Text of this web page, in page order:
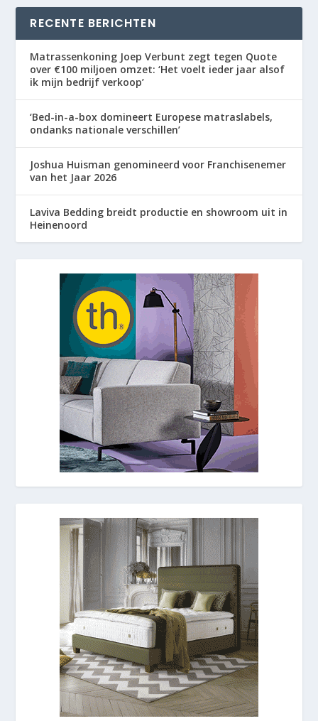
RECENTE BERICHTEN
Matrassenkoning Joep Verbunt zegt tegen Quote
over €100 miljoen omzet: ‘Het voelt ieder jaar alsof
ik mijn bedrijf verkoop’
‘Bed-in-a-box domineert Europese matraslabels,
ondanks nationale verschillen’
Joshua Huisman genomineerd voor Franchisenemer
van het Jaar 2026
Laviva Bedding breidt productie en showroom uit in
Heinenoord